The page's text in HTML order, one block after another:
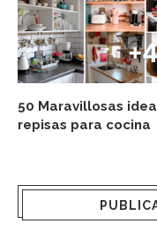
50 Maravillosas
repisas para cocina